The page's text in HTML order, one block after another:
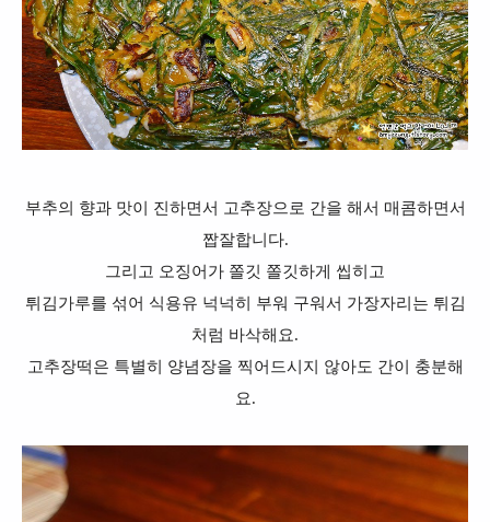
부추의 향과 맛이 진하면서 고추장으로 간을 해서 매콤하면서
짭잘합니다.
그리고 오징어가 쫄깃 쫄깃하게 씹히고
튀김가루를 섞어 식용유 넉넉히 부워 구워서 가장자리는 튀김
처럼 바삭해요.
고추장떡은 특별히 양념장을 찍어드시지 않아도 간이 충분해
요.